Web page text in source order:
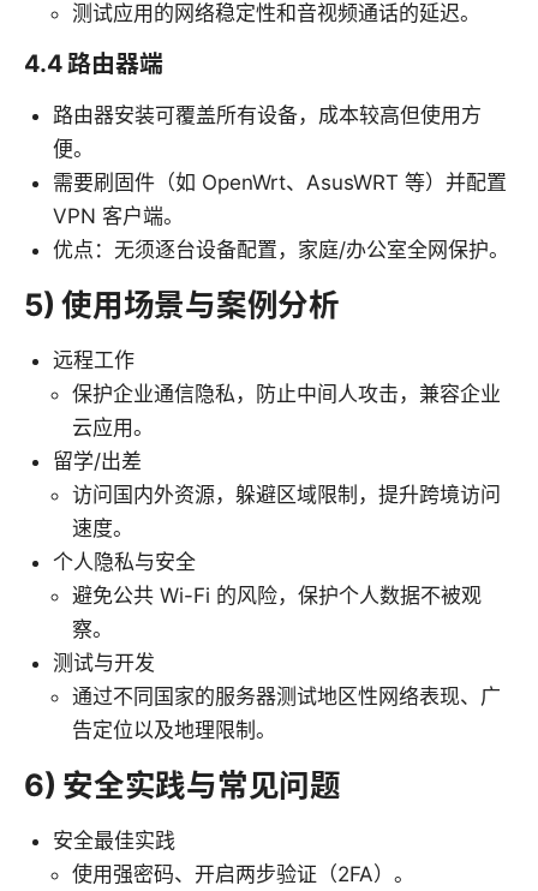
测试应用的网络稳定性和音视频通话的延迟。
4.4 路由器端
路由器安装可覆盖所有设备，成本较高但使用方
便。
需要刷固件（如 OpenWrt、AsusWRT 等）并配置
VPN 客户端。
优点：无须逐台设备配置，家庭/办公室全网保护。
5) 使用场景与案例分析
远程工作
保护企业通信隐私，防止中间人攻击，兼容企业
云应用。
留学/出差
访问国内外资源，躲避区域限制，提升跨境访问
速度。
个人隐私与安全
避免公共 Wi-Fi 的风险，保护个人数据不被观
察。
测试与开发
通过不同国家的服务器测试地区性网络表现、广
告定位以及地理限制。
6) 安全实践与常见问题
安全最佳实践
使用强密码、开启两步验证（2FA）。